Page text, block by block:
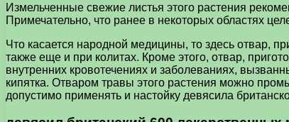
Измельченные свежие листья этого растения
Примечательно, что ранее в некоторых областях
Что касается народной медицины, то здесь отвар,
также еще и при колитах. Кроме этого, отвар,
внутренних кровотечениях и заболеваниях,
кипятка. Отваром травы этого растения можно
допустимо применять и настойку девясила